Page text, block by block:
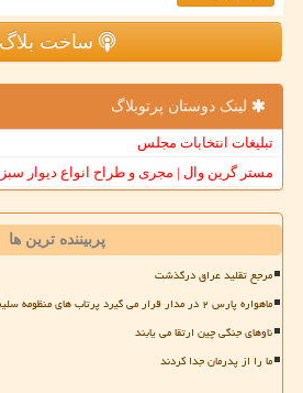
ساخت بلاگ
لینک دوستان پرتوبلاگ
تبلیغات انتخابات مجلس
مستر گرین وال | مجری و طراح انواع دیوار سبز
پربیننده ترین ها
مرجع تقلید عراق درگذشت
ماهواره پارس ۲ در مدار قرار می گیرد پرتاب های منظومه سلیمانی در۱۴۰۵
ناوهای جنگی چین ارتقا می یابند
ما را از پدرمان جدا کردند